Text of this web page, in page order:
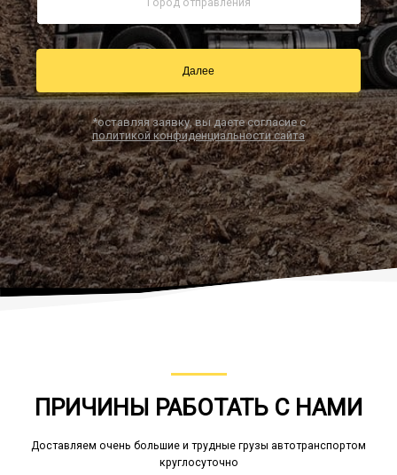
Звонок по России бесплатно
sale@simtruck-negabarit.ru
Заказать звонок
Далее
*оставляя заявку, вы даете согласие с
политикой конфиденциальности сайта
ПРИЧИНЫ РАБОТАТЬ С НАМИ
Доставляем очень большие и трудные грузы автотранспортом
круглосуточно